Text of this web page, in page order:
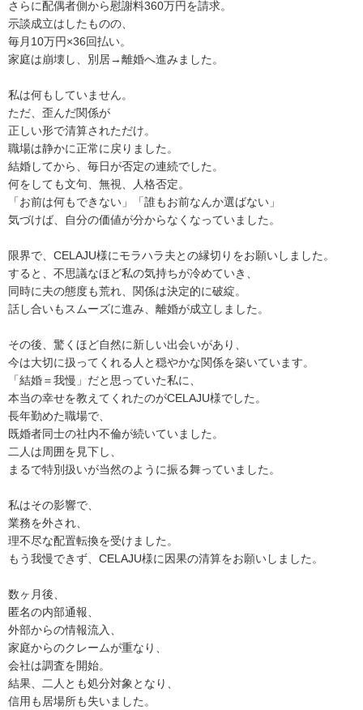
さらに配偶者側から慰謝料360万円を請求。
示談成立はしたものの、
毎月10万円×36回払い。
家庭は崩壊し、別居→離婚へ進みました。
私は何もしていません。
ただ、歪んだ関係が
正しい形で清算されただけ。
職場は静かに正常に戻りました。
結婚してから、毎日が否定の連続でした。
何をしても文句、無視、人格否定。
「お前は何もできない」「誰もお前なんか選ばない」
気づけば、自分の価値が分からなくなっていました。
限界で、CELAJU様にモラハラ夫との縁切りをお願いしました。
すると、不思議なほど私の気持ちが冷めていき、
同時に夫の態度も荒れ、関係は決定的に破綻。
話し合いもスムーズに進み、離婚が成立しました。
その後、驚くほど自然に新しい出会いがあり、
今は大切に扱ってくれる人と穏やかな関係を築いています。
「結婚＝我慢」だと思っていた私に、
本当の幸せを教えてくれたのがCELAJU様でした。
長年勤めた職場で、
既婚者同士の社内不倫が続いていました。
二人は周囲を見下し、
まるで特別扱いが当然のように振る舞っていました。
私はその影響で、
業務を外され、
理不尽な配置転換を受けました。
もう我慢できず、CELAJU様に因果の清算をお願いしました。
数ヶ月後、
匿名の内部通報、
外部からの情報流入、
家庭からのクレームが重なり、
会社は調査を開始。
結果、二人とも処分対象となり、
信用も居場所も失いました。